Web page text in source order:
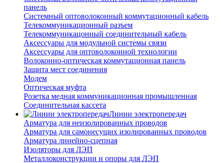
панель
Системный оптоволоконный коммутационный кабель
Телекоммуникационный разъем
Телекоммуникацонный соединительный кабель
Аксессуары для модульной системы связи
Аксессуары для оптоволоконной технологии
Волоконно-оптическая коммутационная панель
Защита мест соединения
Модем
Оптическая муфта
Розетка медная коммуникационная промышленная
Соединительная кассета
Линии электропередач
Арматура для неизолированных проводов
Арматура для самонесущих изолированных проводов
Арматура линейно-сцепная
Изоляторы для ЛЭП
Металлоконструкции и опоры для ЛЭП